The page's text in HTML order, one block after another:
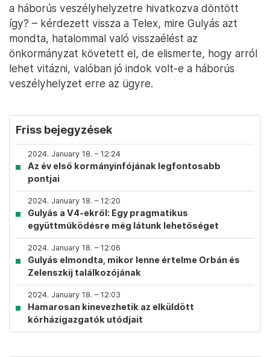
a háborús veszélyhelyzetre hivatkozva döntött
így? – kérdezett vissza a Telex, mire Gulyás azt
mondta, hatalommal való visszaélést az
önkormányzat követett el, de elismerte, hogy arról
lehet vitázni, valóban jó indok volt-e a háborús
veszélyhelyzet erre az ügyre.
Friss bejegyzések
2024. January 18. – 12:24
Az év első kormányinfójának legfontosabb
pontjai
2024. January 18. – 12:20
Gulyás a V4-ekről: Egy pragmatikus
együttműködésre még látunk lehetőséget
2024. January 18. – 12:06
Gulyás elmondta, mikor lenne értelme Orbán és
Zelenszkij találkozójának
2024. January 18. – 12:03
Hamarosan kinevezhetik az elküldött
kórházigazgatók utódjait